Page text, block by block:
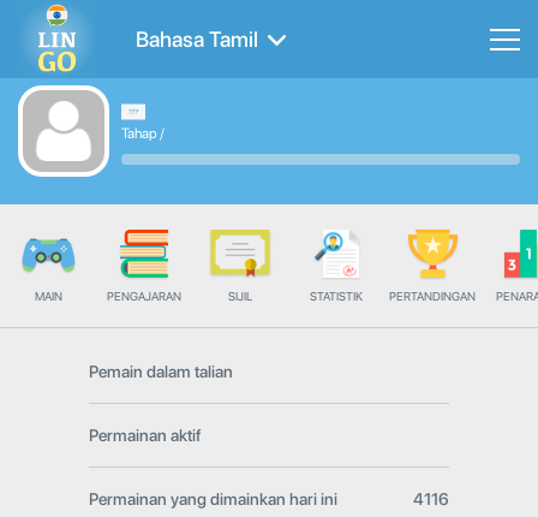
Bahasa Tamil
Tahap/
MAIN PENGAJARAN SIJIL STATISTIK PERTANDINGAN
Pemain dalam talian
Permainan aktif
Permainan yang dimainkan hari ini 4116